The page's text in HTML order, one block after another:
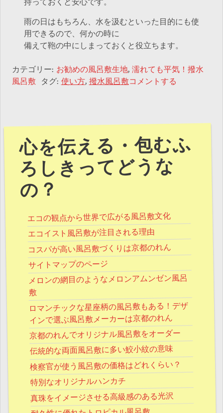
持っておくと安心です。
雨の日はもちろん、水を汲むといった目的にも使
用できるので、何かの時に
備えて鞄の中にしまっておくと役立ちます。
カテゴリー: お勧めの風呂敷生地, 濡れても平気！撥水
風呂敷 タグ: 使い方, 撥水風呂敷コメントする
心を伝える・包むふ
ろしきってどうな
の？
エコの観点から世界で広がる風呂敷文化
エコイスト風呂敷が注目される理由
コスパが高い風呂敷づくりは京都のれん
サイトマップのページ
メロンの網目のようなメロンアムンゼン風呂
敷
ロマンチックな星座柄の風呂敷もある！デザ
インで選ぶ風呂敷メーカーは京都のれん
京都のれんでオリジナル風呂敷をオーダー
伝統的な両面風呂敷に多い鮫小紋の意味
検察官が使う風呂敷の価格はどれくらい？
特別なオリジナルハンカチ
真珠をイメージさせる高級感のある光沢